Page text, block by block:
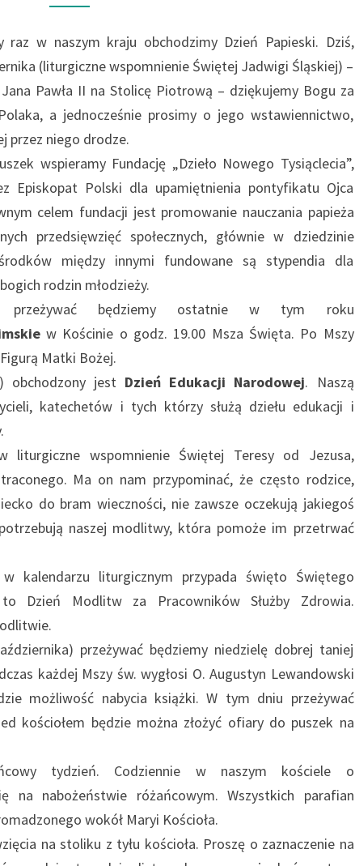
raz w naszym kraju obchodzimy Dzień Papieski. Dziś,
(liturgiczne wspomnienie Świętej Jadwigi Śląskiej) –
Pawła II na Stolicę Piotrową – dziękujemy Bogu za
a jednocześnie prosimy o jego wstawiennictwo,
przez niego drodze.
wspieramy Fundację „Dzieło Nowego Tysiąclecia”,
Episkopat Polski dla upamiętnienia pontyfikatu Ojca
celem fundacji jest promowanie nauczania papieża
przedsięwzięć społecznych, głównie w dziedzinie
między innymi fundowane są stypendia dla
rodzin młodzieży.
przeżywać będziemy ostatnie w tym roku
w Kościnie o godz. 19.00 Msza Święta. Po Mszy
Matki Bożej.
obchodzony jest Dzień Edukacji Narodowej. Naszą
katechetów i tych którzy służą dziełu edukacji i
liturgiczne wspomnienie Świętej Teresy od Jezusa,
Ma on nam przypominać, że często rodzice,
do bram wieczności, nie zawsze oczekują jakiegoś
naszej modlitwy, która pomoże im przetrwać
kalendarzu liturgicznym przypada święto Świętego
Dzień Modlitw za Pracowników Służby Zdrowia.
przeżywać będziemy niedzielę dobrej taniej
każdej Mszy św. wygłosi O. Augustyn Lewandowski
możliwość nabycia książki. W tym dniu przeżywać
kościołem będzie można złożyć ofiary do puszek na
tydzień. Codziennie w naszym kościele o
na nabożeństwie różańcowym. Wszystkich parafian
wokół Maryi Kościoła.
na stoliku z tyłu kościoła. Proszę o zaznaczenie na